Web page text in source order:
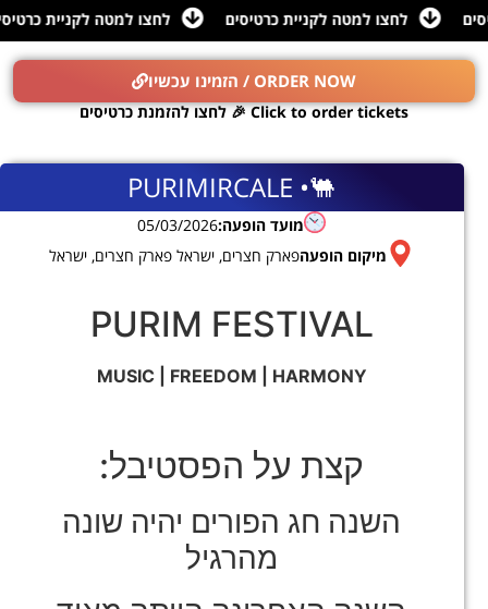
לחצו למטה לקניית לחצו למטה לקניית כרטיסים
הזמינו עכשיו / ORDER NOW
לחצו להזמנת כרטיסים 🎉 Click to order tickets
PURIMIRCALE •🐫
05/03/2026מועד הופעה:
פארק חצרים, ישראל פארק חצרים, ישראלמיקום הופעה
PURIM FESTIVAL
MUSIC | FREEDOM | HARMONY
קצת על הפסטיבל:
השנה חג הפורים יהיה שונה
מהרגיל